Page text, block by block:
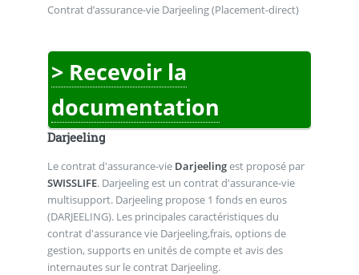
Contrat d’assurance-vie Darjeeling (Placement-direct)
> Recevoir la
documentation
Darjeeling
Le contrat d'assurance-vie Darjeelingest proposé par
SWISSLIFE. Darjeeling est un contrat d'assurance-vie
multisupport. Darjeeling propose 1 fonds en euros
(DARJEELING). Les principales caractéristiques du
contrat d'assurance vie Darjeeling,frais, options de
gestion, supports en unités de compte et avis des
internautes sur le contrat Darjeeling.